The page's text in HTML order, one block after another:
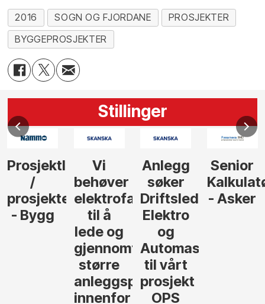
2016 SOGN OG FJORDANE
PROSJEKTER
BYGGEPROSJEKTER
Stillinger
Prosjektleder
/
prosjekteringsleder
- Bygg
Vi
behøver
elektrofagfolk
til å
lede og
gjennomføre
større
anleggsprosjekter
innenfor
Anlegg
søker
Driftsleder
Elektro
og
Automasjon
til vårt
prosjekt
OPS
Senior
- Asker